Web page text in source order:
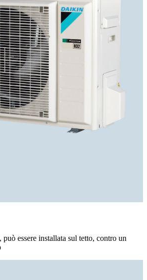
può essere installata sul tetto, contro un